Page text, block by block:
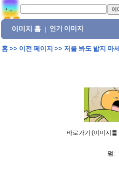
이미지 홈 인기 이미지
홈>> 이전 페이지 >> 저를 봐도 밟지 마
바로가기 (이미지
펌: